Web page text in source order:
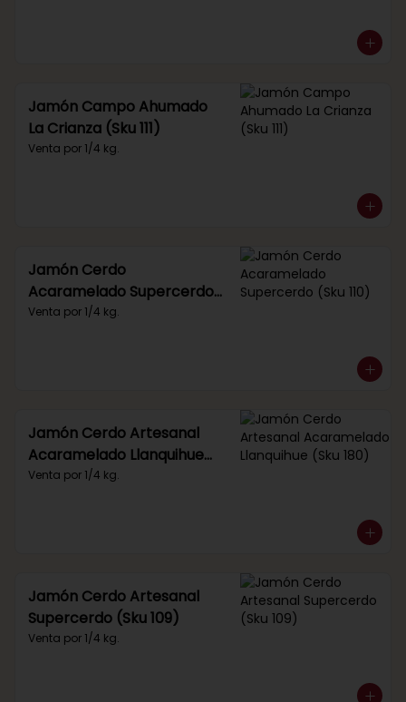
Jamón Campo Ahumado
La Crianza (Sku 111)
Venta por 1/4 kg.
Jamón Cerdo
Acaramelado Supercerdo
(Sku 110)
Venta por 1/4 kg.
Jamón Cerdo Artesanal
Acaramelado Llanquihue
(Sku 180)
Venta por 1/4 kg.
Jamón Cerdo Artesanal
Supercerdo (Sku 109)
Venta por 1/4 kg.